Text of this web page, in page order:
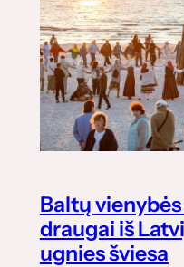
Baltų
draugai iš
ugnies šviesa